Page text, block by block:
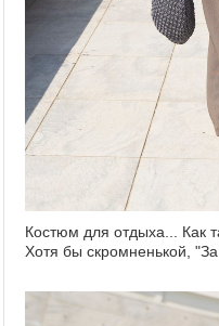
Костюм для отдыха... Как
Хотя бы скромненькой,